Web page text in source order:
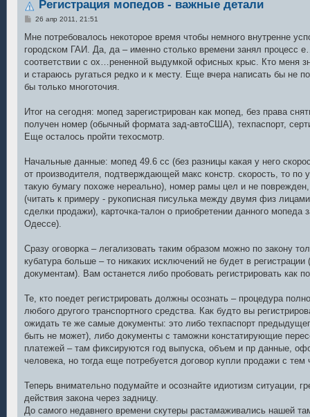
Регистрация мопедов - важные детали
С
о
щ
е
и
е
26 апр 2011, 21:51
Мне потребовалось некоторое время чтобы немного внутренне
городском ГАИ. Да, да – именно столько времени занял процесс
соответствии с ох…рененной выдумкой офисных крыс. Кто меня
и стараюсь ругаться редко и к месту. Еще вчера написать бы не
бы только многоточия.
Итог на сегодня: мопед зарегистрирован как мопед, без права
получен номер (обычный формата зад-автоСША), техпаспорт,
Еще осталось пройти техосмотр.
Начальные данные: мопед 49.6 сс (без разницы какая у него
от производителя, подтверждающей макс констр. скорость, то по
такую бумагу похоже нереально), номер рамы цел и не
(читать к примеру - рукописная писулька между двумя физ
сделки продажи), карточка-талон о приобретении данного
Одессе).
Сразу оговорка – легализовать таким образом можно по закону
кубатура больше – то никаких исключений не будет в регистрации
документам). Вам останется либо пробовать регистрировать как
Те, кто поедет регистрировать должны осознать – процедура
любого другого транспортного средства. Как будто вы
ожидать те же самые документы: это либо техпаспорт
быть не может), либо документы с таможни констатирующие
платежей – там фиксируются год выпуска, объем и пр данные,
человека, но тогда еще потребуется договор купли продажи с
Теперь внимательно подумайте и осознайте идиотизм ситуации,
действия закона через задницу.
До самого недавнего времени скутеры растамаживались нашей